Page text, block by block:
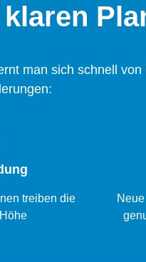
man sich schnell
treiben die